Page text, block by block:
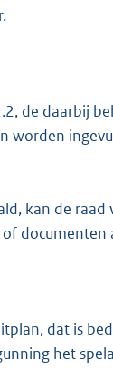
de daarbij
worden
kan de
documenten
dat is
het